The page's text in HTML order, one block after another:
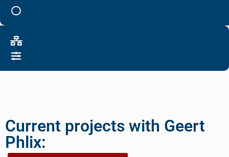
Current projects with Geert
Phlix: